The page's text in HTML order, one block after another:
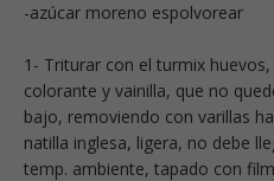
-azúcar moreno espolvorear
1- Triturar con el turmix
colorante y vainilla, que no
bajo, removiendo con varillas
natilla inglesa, ligera, no debe
temp. ambiente, tapado con